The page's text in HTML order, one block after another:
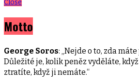
Close
Motto
George Soros: „Nejde o to, zda
Důležité je, kolik peněz vyděláte,
ztratíte, když ji nemáte.“